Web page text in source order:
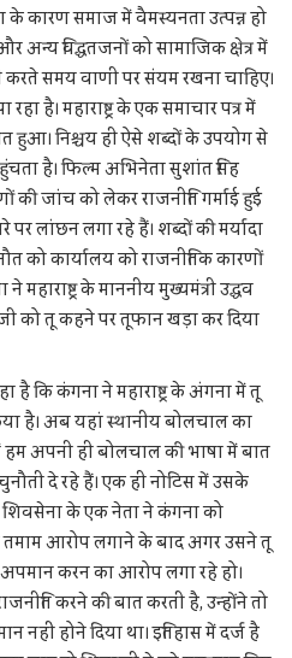
के कारण समाज में वैमस्यनता उत्पन्न हो
अन्य विद्धतजनों को सामाजिक क्षेत्र में
करते समय वाणी पर संयम रखना चाहिए।
है। महाराष्ट्र के एक समाचार पत्र में
हुआ। निश्चय ही ऐसे शब्दों के उपयोग से
है। फिल्म अभिनेता सुशांत सिंह
की जांच को लेकर राजनीति गर्माई हुई
लांछन लगा रहे हैं। शब्दों की मर्यादा
को कार्यालय को राजनीतिक कारणों
महाराष्ट्र के माननीय मुख्यमंत्री उद्धव
को तू कहने पर तूफान खड़ा कर दिया
है कि कंगना ने महाराष्ट्र के अंगना में तू
है। अब यहां स्थानीय बोलचाल का
अपनी ही बोलचाल की भाषा में बात
दे रहे हैं। एक ही नोटिस में उसके
शिवसेना के एक नेता ने कंगना को
तमाम आरोप लगाने के बाद अगर उसने तू
करन का आरोप लगा रहे हो।
करने की बात करती है, उन्होंने तो
होने दिया था। इतिहास में दर्ज है